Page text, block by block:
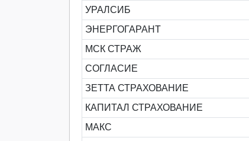
УРАЛСИБ
ЭНЕРГОГАРАНТ
МСК СТРАЖ
СОГЛАСИЕ
ЗЕТТА СТРАХОВАНИЕ
КАПИТАЛ СТРАХОВАНИЕ
МАКС